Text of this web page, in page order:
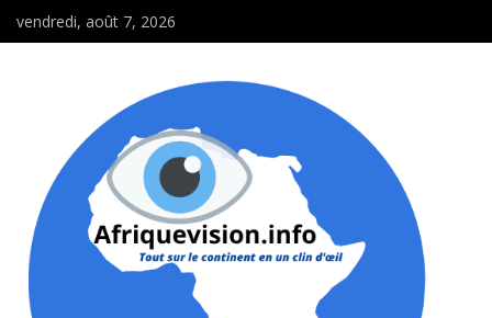
vendredi, août 7, 2026